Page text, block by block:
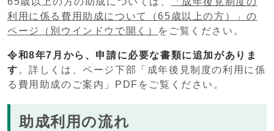
利用に係る費用助成について（65歳以上の方）」の
ページ
（別ウインドウで開く） をご覧ください。
令和8年7月から、申請に必要な書類に追加がありま
す 。詳しくは、ページ下部「成年後見制度の利用に係
る費用助成のご案内」PDFをご覧ください。
助成利用の流れ